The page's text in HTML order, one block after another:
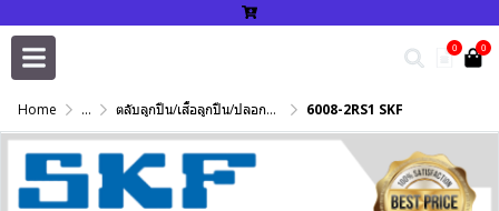
0 0
Home ... ตลับลูกปืน/เสื้อลูกปืน/ปลอกปรับเพลา/แหวนกำหนด/เพลาฮาร์ดโครม 6008-2RS1 SKF